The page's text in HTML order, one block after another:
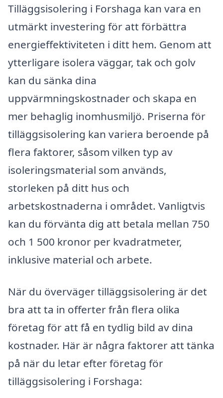
Tilläggsisolering i Forshaga kan vara en
utmärkt investering för att förbättra
energieffektiviteten i ditt hem. Genom att
ytterligare isolera väggar, tak och golv
kan du sänka dina
uppvärmningskostnader och skapa en
mer behaglig inomhusmiljö. Priserna för
tilläggsisolering kan variera beroende på
flera faktorer, såsom vilken typ av
isoleringsmaterial som används,
storleken på ditt hus och
arbetskostnaderna i området. Vanligtvis
kan du förvänta dig att betala mellan 750
och 1 500 kronor per kvadratmeter,
inklusive material och arbete.
När du överväger tilläggsisolering är det
bra att ta in offerter från flera olika
företag för att få en tydlig bild av dina
kostnader. Här är några faktorer att tänka
på när du letar efter företag för
tilläggsisolering i Forshaga: